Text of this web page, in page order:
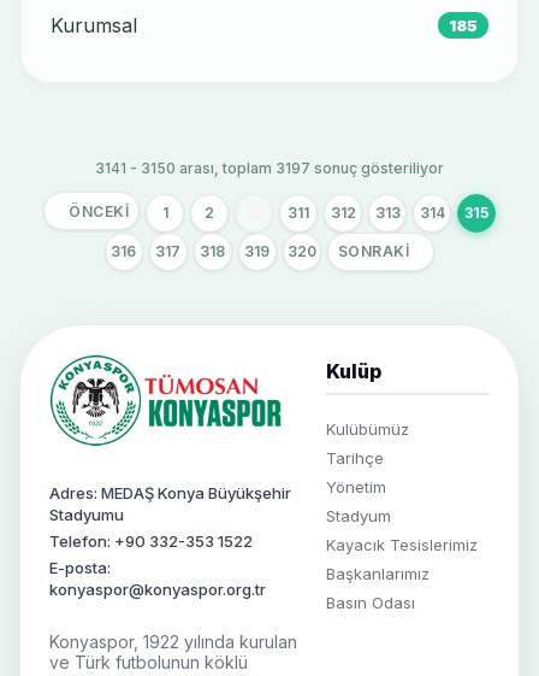
Kurumsal 185
3141 - 3150 arası, toplam 3197 sonuç gösteriliyor
ÖNCEKI 1 2 311 312 313 314 315
316 317 318 319 320 SONRAKI
Adres: MEDAŞ Konya Büyükşehir
Stadyumu
Telefon: +90 332-353 1522
E-posta:
konyaspor@konyaspor.org.tr
Konyaspor, 1922 yılında kurulan
ve Türk futbolunun köklü
Kulüp
Kulübümüz
Tarihçe
Yönetim
Stadyum
Kayacık Tesislerimiz
Başkanlarımız
Basın Odası